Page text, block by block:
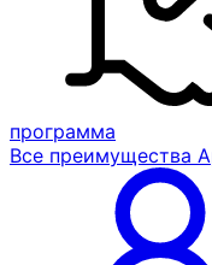
программа
Все преимущества